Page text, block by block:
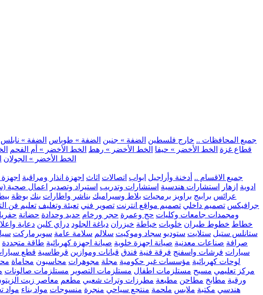
.. جميع المحافظات .. خارج فلسطين الضفة » جنين الضفة » طوباس الضفة » نابلس
قطاع غزة الخط الأخضر » حيفا الخط الأخضر » رهط الخط الأخضر » أم الفحم
الخط الأخضر » الجولان
.. جميع الاقسام .. أدخنة وأراجيل ابواب اتصالات اثاث اجهزة انذار ومراقبة
ادوية ازهار استشارات هندسية استشارات وتدريب استيراد وتصدير اعمال صحية
عرائس برابيج براويز برمجيات بلاط وسيراميك بناشر واطارات بنك بوظة
جرافيكس تصميم داخلي تصميم مواقع انترنت تصوير فني تعبئة وتغليف تعليم فن
ومجمدات جامعات وكليات حج وعمرة حجر ورخام حديد وحدادة حضانة
خطاط خطوط طيران خلويات خياطة خيزران دباغة الجلود دراي كلين دعاية
ستانلس ستيل ستلايت ستوديو سجاد وموكيت سلالم سلامة عامة سوبرماركت
صرافة صناعات معدنية صيانة اجهزة خلوية صيانة اجهزة كهربائية طاقة متجددة
سيارات فرشات واسفنج فرقة فنية فندق قبانات وموازين قرطاسية قطع
لوحات كهربائية مؤسسات غير حكومية مجلة مجوهرات محاسبون محاماة
مركز تعليمي مسبح مستلزمات اطفال مستلزمات التصوير مستلزمات صالونات
ورقية مطابخ مطاحن مطبعة مطرزات وتراث شعبي مطعم معاصر زيت
هندسي مكتبة ملابس ملحمة منتجع سياحي منجرة منسوجات مواد بناء مواد